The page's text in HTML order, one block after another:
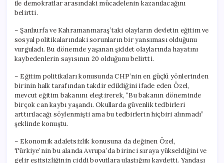
ile demokratlar arasındaki mücadelenin kazanılacağını
belirtti.
– Şanlıurfa ve Kahramanmaraş’taki olayların devletin eğitim ve
sosyal politikalarındaki sorunların bir yansıması olduğunu
vurguladı. Bu dönemde yaşanan şiddet olaylarında hayatını
kaybedenlerin sayısının 20 olduğunu belirtti.
– Eğitim politikaları konusunda CHP’nin en güçlü yönlerinden
birinin halk tarafından takdir edildiğini ifade eden Özel,
mevcut eğitim bakanını eleştirerek, “Bu bakanın döneminde
birçok can kaybı yaşandı. Okullarda güvenlik tedbirleri
arttırılacağı söylenmişti ama bu tedbirlerin hiçbiri alınmadı”
şeklinde konuştu.
– Ekonomik adaletsizlik konusuna da değinen Özel,
Türkiye’nin bu alanda Avrupa’da birinci sıraya yükseldiğini ve
gelir eşitsizliğinin ciddi boyutlara ulaştığını kaydetti. Yandaşı